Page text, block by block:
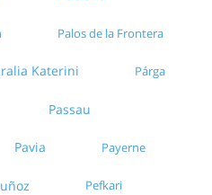
Palos de la Frontera
Katerini Párga
Passau
Pavia Payerne
Pefkari